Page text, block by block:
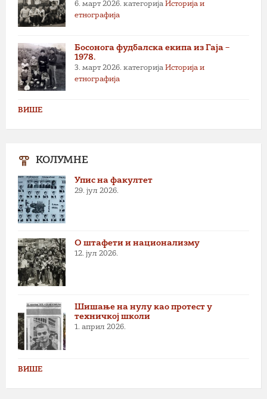
6. март 2026. категорија Историја и
етнографија
Босонога фудбалска екипа из Гаја –
1978.
3. март 2026. категорија Историја и
етнографија
ВИШЕ
КОЛУМНЕ
Упис на факултет
29. јул 2026.
О штафети и национализму
12. јул 2026.
Шишање на нулу као протест у
техничкој школи
1. април 2026.
ВИШЕ